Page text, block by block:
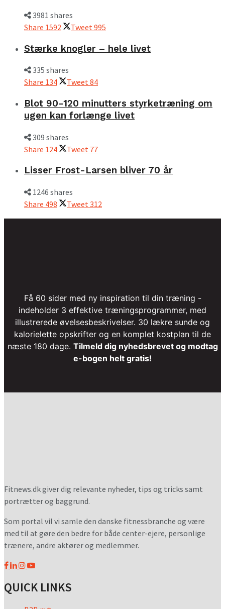
3981 shares
Share 1592 Tweet 995
Stærke knogler – hele livet
335 shares
Share 134 Tweet84
Blot 90-120 minutters styrketræning om
ugen kan forlænge livet
309 shares
Share 124 Tweet 77
Lisser Frost-Larsen bliver 70 år
1246 shares
Share 498 Tweet312
Få 60 sider med ny inspiration til din træning -
indeholder 3 effektive træningsprogrammer, med
illustrerede øvelsesbeskrivelser. 30 lækre sunde og
kalorielette opskrifter og en komplet kostplan til de
næste 180 dage. Tilmeld dig nyhedsbrevet og modtag
e-bogen helt gratis!
Fitnews.dk giver dig relevante nyheder, tips og tricks samt
portrætter og baggrund.
Som portal vil vi samle den danske fitnessbranche og være
med til at gøre den bedre for både center-ejere, personlige
trænere, andre aktører og medlemmer.
QUICK LINKS